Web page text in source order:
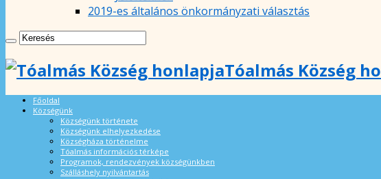
2019-es általános önkormányzati választás
Tóalmás Község
Főoldal
Községünk
Községünk története
Községünk elhelyezkedése
Községháza történelme
Tóalmás információs térképe
Programok, rendezvények községünkben
Szálláshely nyilvántartás